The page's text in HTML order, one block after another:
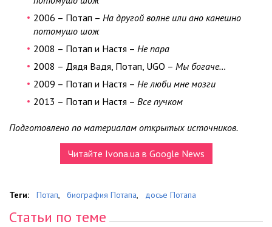
2006 – Потап – На другой волне или ано канешно
потомушо шож
2008 – Потап и Настя – Не пара
2008 – Дядя Вадя, Потап, UGO – Мы богаче…
2009 – Потап и Настя – Не люби мне мозги
2013 – Потап и Настя – Все пучком
Подготовлено по материалам открытых источников.
Читайте Ivona.ua в Google News
Теги: Потап, биография Потапа, досье Потапа
Статьи по теме